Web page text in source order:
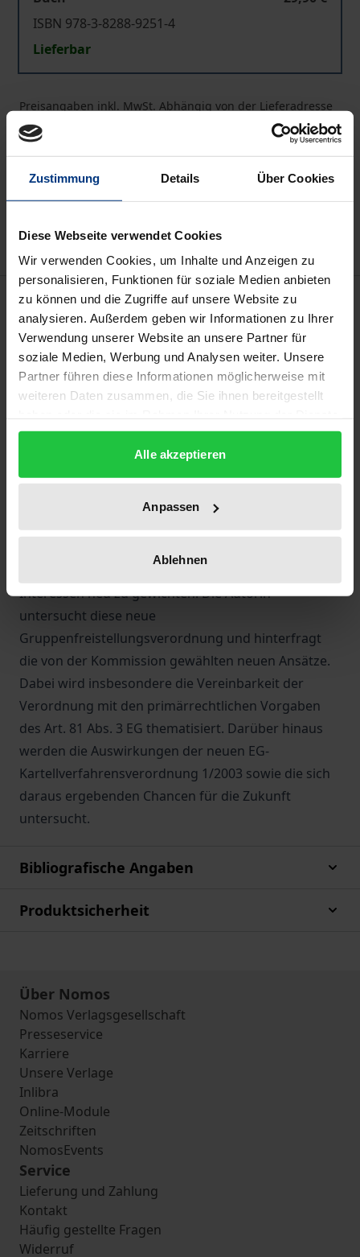
Zustimmung Details Über Cookies
Diese Webseite verwendet Cookies
Wir verwenden Cookies, um Inhalte und Anzeigen zu
personalisieren, Funktionen für soziale Medien anbieten
zu können und die Zugriffe auf unsere Website zu
analysieren. Außerdem geben wir Informationen zu Ihrer
Verwendung unserer Website an unsere Partner für
soziale Medien, Werbung und Analysen weiter. Unsere
Partner führen diese Informationen möglicherweise mit
weiteren Daten zusammen, die Sie ihnen bereitgestellt
gesammelt haben.
Alle akzeptieren
Anpassen
Ablehnen
ISBN 978-3-8288-9251-4
Lieferbar
Preisangaben inkl. MwSt. Abhängig von der Lieferadresse
kann die MwSt. an der Kasse variieren.
Beschreibung
Die rechtliche Ausgestaltung des
Kraftfahrzeugvertriebs auf europäischer Ebene
bewegt sich in einem umkämpften Spannungsfeld.
Absatzwege kartellrechtlich fragwürdige Strukturen
aufbauen, stehen Händler sowie Verbraucher dem
häufig machtlos gegenüber. Mit der GVO 1400/2002,
der nunmehr dritten
Interessen neu zu gewichten. Die Autorin
untersucht diese neue
Gruppenfreistellungsverordnung und hinterfragt
die von der Kommission gewählten neuen Ansätze.
Dabei wird insbesondere die Vereinbarkeit der
Verordnung mit den primärrechtlichen Vorgaben
des Art. 81 Abs. 3 EG thematisiert. Darüber hinaus
werden die Auswirkungen der neuen EG-
Kartellverfahrensverordnung 1/2003 sowie die sich
daraus ergebenden Chancen für die Zukunft
untersucht.
Bibliografische Angaben
Produktsicherheit
Über Nomos
Nomos Verlagsgesellschaft
Presseservice
Karriere
Unsere Verlage
Inlibra
Online-Module
Zeitschriften
NomosEvents
Service
Lieferung und Zahlung
Kontakt
Häufig gestellte Fragen
Widerruf